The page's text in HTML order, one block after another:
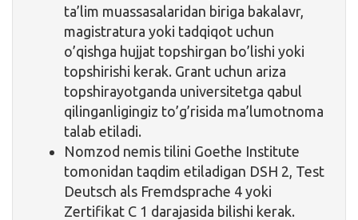
ta’lim muassasalaridan biriga bakalavr,
magistratura yoki tadqiqot uchun
o’qishga hujjat topshirgan bo’lishi yoki
topshirishi kerak. Grant uchun ariza
topshirayotganda universitetga qabul
qilinganligingiz to’g’risida ma’lumotnoma
talab etiladi.
Nomzod nemis tilini Goethe Institute
tomonidan taqdim etiladigan DSH 2, Test
Deutsch als Fremdsprache 4 yoki
Zertifikat C 1 darajasida bilishi kerak.